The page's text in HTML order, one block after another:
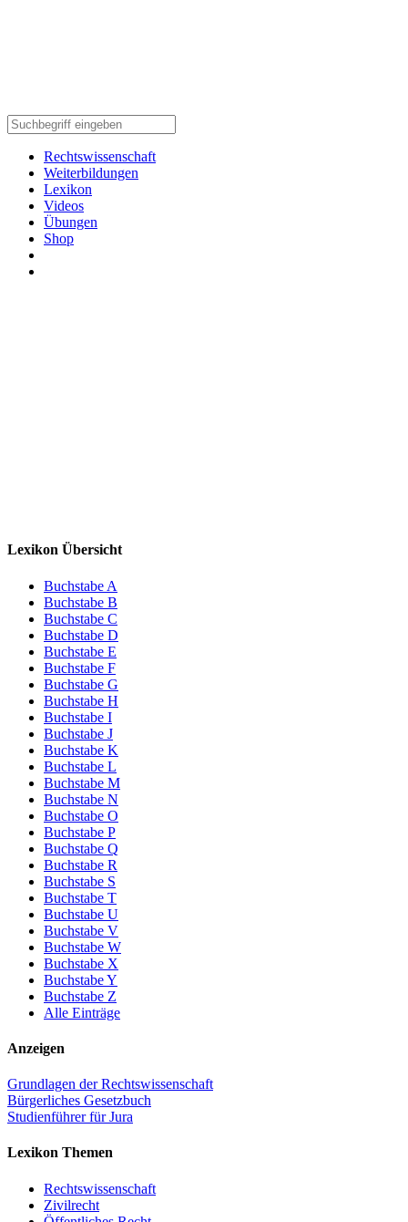
Rechtswissenschaft
Weiterbildungen
Lexikon
Videos
Übungen
Shop
Lexikon Übersicht
Buchstabe A
Buchstabe B
Buchstabe C
Buchstabe D
Buchstabe E
Buchstabe F
Buchstabe G
Buchstabe H
Buchstabe I
Buchstabe J
Buchstabe K
Buchstabe L
Buchstabe M
Buchstabe N
Buchstabe O
Buchstabe P
Buchstabe Q
Buchstabe R
Buchstabe S
Buchstabe T
Buchstabe U
Buchstabe V
Buchstabe W
Buchstabe X
Buchstabe Y
Buchstabe Z
Alle Einträge
Anzeigen
Grundlagen der Rechtswissenschaft
Bürgerliches Gesetzbuch
Studienführer für Jura
Lexikon Themen
Rechtswissenschaft
Zivilrecht